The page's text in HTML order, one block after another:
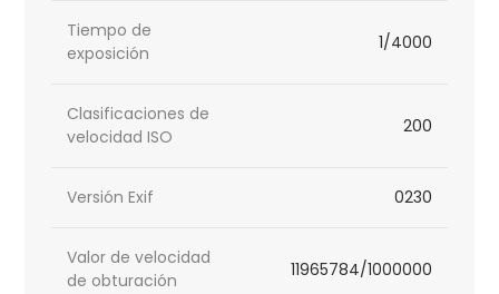
Tiempo de
exposición
1/4000
Clasificaciones de
velocidad ISO
200
Versión Exif 0230
Valor de velocidad
de obturación
11965784/1000000